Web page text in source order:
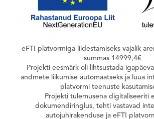
eFTI platvormiga liidestamiseks vajalik
summas 14999,4€
Projekti eesmärk oli lihtsustada
andmete liikumise automaatseks ja luua
platvormi teenuste
Projekti tulemusena digitaliseeriti
dokumendiringlus, tehti vastavad
autojuhirakenduse ja eFTI